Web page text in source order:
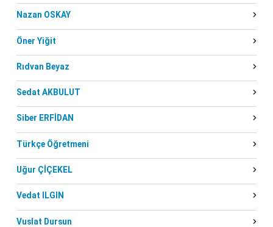
Nazan OSKAY
Öner Yiğit
Rıdvan Beyaz
Sedat AKBULUT
Siber ERFİDAN
Türkçe Öğretmeni
Uğur ÇİÇEKEL
Vedat ILGIN
Vuslat Dursun